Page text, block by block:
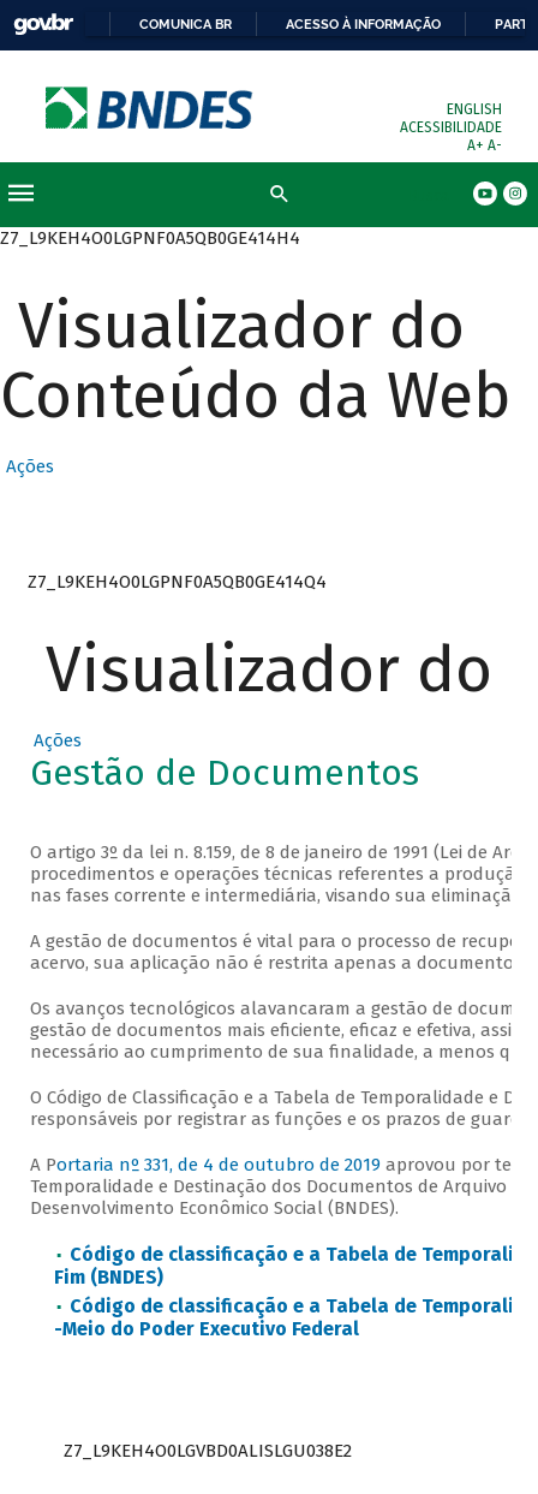
COMUNICA BR ACESSO À INFORMAÇÃO
ENGLISH
ACESSIBILIDADE
A+ A-
Z7_L9KEH4O0LGPNF0A5QB0GE414H4
Visualizador do
Conteúdo da Web
Ações
Z7_L9KEH4O0LGPNF0A5QB0GE414Q4
Visualizador do
Ações
Gestão de Documentos
O artigo 3º da lei n. 8.159, de 8 de janeiro de 1991 (Lei de
procedimentos e operações técnicas referentes a
nas fases corrente e intermediária, visando sua
A gestão de documentos é vital para o processo de
acervo, sua aplicação não é restrita apenas a documentos
Os avanços tecnológicos alavancaram a gestão de
gestão de documentos mais eficiente, eficaz e efetiva,
necessário ao cumprimento de sua finalidade, a menos
O Código de Classificação e a Tabela de Temporalidade e
responsáveis por registrar as funções e os prazos de
A Portaria nº 331, de 4 de outubro de 2019aprovou por
Temporalidade e Destinação dos Documentos de Arquivo
Desenvolvimento Econômico Social (BNDES).
Código de classificação e a Tabela de
Fim (BNDES)
Código de classificação e a Tabela de
-Meio do Poder Executivo Federal
Z7_L9KEH4O0LGVBD0ALISLGU038E2